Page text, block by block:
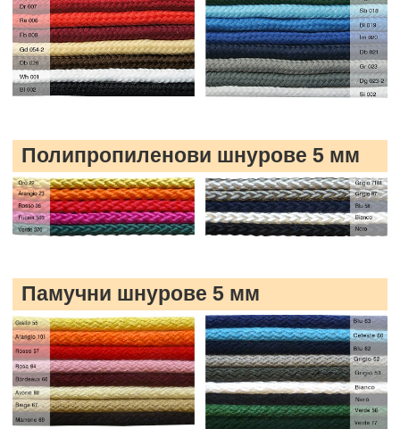
Полипропиленови шнурове 5 мм
Памучни шнурове 5 мм